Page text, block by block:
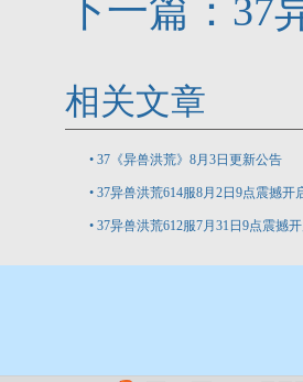
下一篇： 37
相关文章
• 37《异兽洪荒》8月3日更新公告
• 37异兽洪荒614服8月2日9点震撼开
• 37异兽洪荒612服7月31日9点震撼